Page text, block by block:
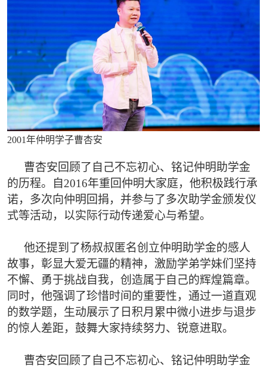
2001年仲明学子曹杏安
曹杏安回顾了自己不忘初心、铭记仲明助学金
的历程。自2016年重回仲明大家庭，他积极践行承
诺，多次向仲明回捐，并参与了多次助学金颁发仪
式等活动，以实际行动传递爱心与希望。
他还提到了杨叔叔匿名创立仲明助学金的感人
故事，彰显大爱无疆的精神，激励学弟学妹们坚持
不懈、勇于挑战自我，创造属于自己的辉煌篇章。
同时，他强调了珍惜时间的重要性，通过一道直观
的数学题，生动展示了日积月累中微小进步与退步
的惊人差距，鼓舞大家持续努力、锐意进取。
曹杏安回顾了自己不忘初心、铭记仲明助学金